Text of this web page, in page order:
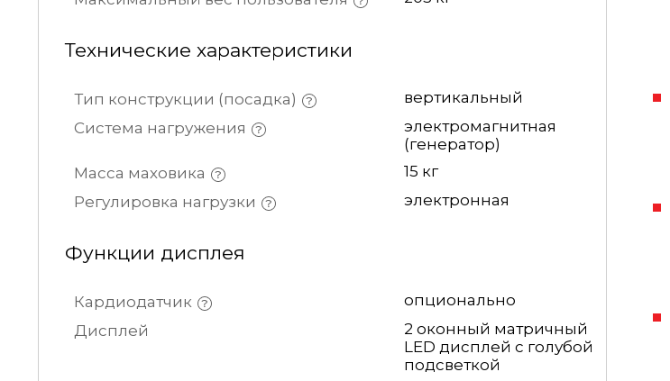
Технические характеристики
Тип конструкции (посадка)
вертикальный
Система нагружения
электромагнитная
(генератор)
Масса маховика
15 кг
Регулировка нагрузки
электронная
Функции дисплея
Кардиодатчик
опционально
Дисплей
2 оконный матричный
LED дисплей с голубой
подсветкой